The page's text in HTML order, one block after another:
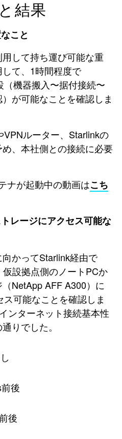
結果
こと
して持ち運び可能な重
て、1時間程度で
（機器搬入〜据付接続〜
が可能なことを確認しま
ルーター、Starlinkの
、本社側との接続に必要
ナが起動中の動画はこち
レージにアクセス可能な
かってStarlink経由で
設拠点側のノートPCか
NetApp AFF A300）に
可能なことを確認しま
ンターネット接続基本性
りでした。
後
後